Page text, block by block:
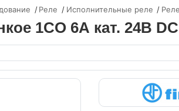
Реле Исполнительные реле
1CO 6А кат. 24В